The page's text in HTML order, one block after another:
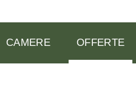
CAMERE OFFERTE